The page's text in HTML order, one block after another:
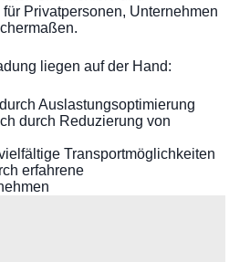
Privatpersonen, Unternehmen
liegen auf der Hand:
Auslastungsoptimierung
durch Reduzierung von
Transportmöglichkeiten
erfahrene